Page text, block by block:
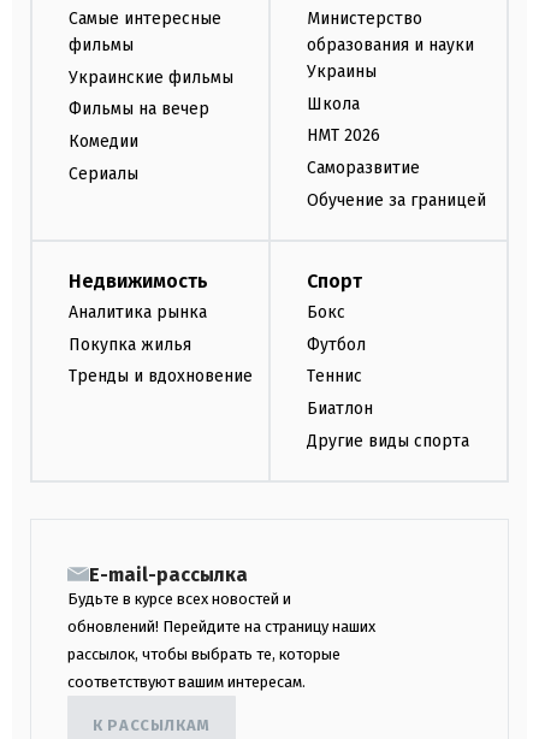
Самые интересные
фильмы
Украинские фильмы
Фильмы на вечер
Комедии
Сериалы
Министерство
образования и науки
Украины
Школа
НМТ 2026
Саморазвитие
Обучение за границей
Недвижимость
Аналитика рынка
Покупка жилья
Тренды и вдохновение
Спорт
Бокс
Футбол
Теннис
Биатлон
Другие виды спорта
E-mail-рассылка
Будьте в курсе всех новостей и
обновлений! Перейдите на страницу наших
рассылок, чтобы выбрать те, которые
соответствуют вашим интересам.
К РАССЫЛКАМ